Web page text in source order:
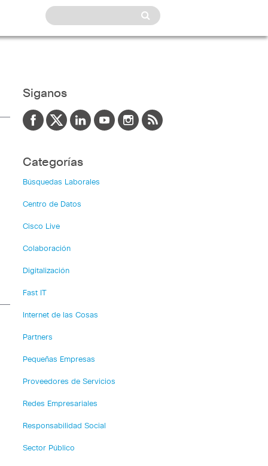
Siganos
Categorías
Búsquedas Laborales
Centro de Datos
Cisco Live
Colaboración
Digitalización
Fast IT
Internet de las Cosas
Partners
Pequeñas Empresas
Proveedores de Servicios
Redes Empresariales
Responsabilidad Social
Sector Público